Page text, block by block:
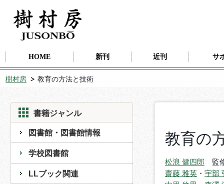
HOME 新刊 近刊 サ
樹村房 教育の方法と技術
書籍ジャンル
図書館・図書館情報
学校図書館
LLブック関連
教育の
松浪 健四郎 監
齋藤 雅英 ・ 宇部